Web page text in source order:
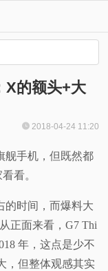
X的额头+大
2018-04-24 11:20
舰手机，但既然都
看。
的时间，而爆料大
正面来看，G7 Thi
年，这点是少不
，但整体观感其实